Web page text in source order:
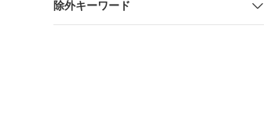
除外キーワード